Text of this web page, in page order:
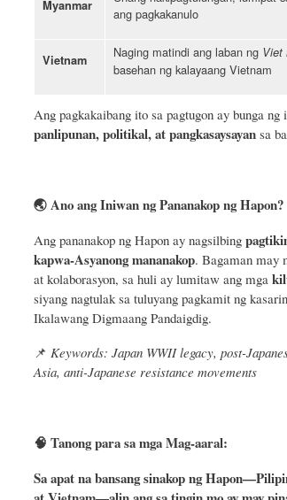
Myanmar
ang pagkakanulo
Vietnam Naging matindi ang laban ng Viet
basehan ng kalayaang Vietnam
Ang pagkakaibang ito sa pagtugon ay bunga ng
panlipunan, politikal, at pangkasaysayan sa
🌏Ano ang Iniwan ng Pananakop ng Hapon?
Ang pananakop ng Hapon ay nagsilbing
kapwa-Asyanong mananakop. Bagaman may
at kolaborasyon, sa huli ay lumitaw ang mga
siyang nagtulak sa tuluyang pagkamit ng
Ikalawang Digmaang Pandaigdig.
📌 Keywords: Japan WWII legacy, post-
Asia, anti-Japanese resistance movements
🧠 Tanong para sa mga Mag-aaral:
Sa apat na bansang sinakop ng